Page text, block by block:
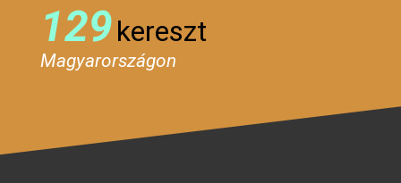
129kereszt
Magyarországon